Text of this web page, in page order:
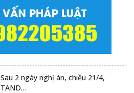
Sau 2 ngày nghị án, chiều 21/4,
TAND…